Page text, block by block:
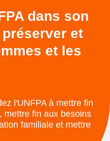
dans son
et
et les
l'UNFPA à mettre fin
mettre fin aux besoins
familiale et mettre